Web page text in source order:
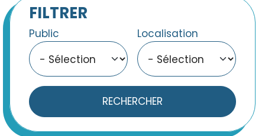
FILTRER
Public Localisation
RECHERCHER